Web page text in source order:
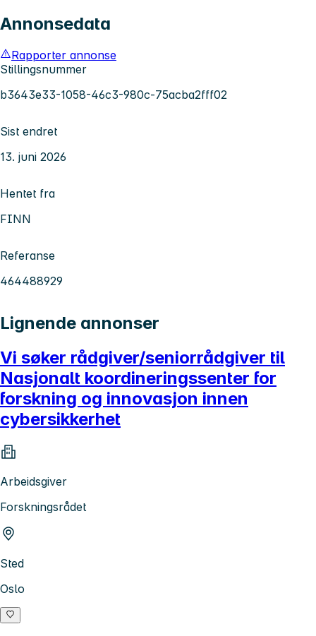
Annonsedata
Rapporter annonse
Stillingsnummer
b3643e33-1058-46c3-980c-75acba2fff02
Sist endret
13. juni 2026
Hentet fra
FINN
Referanse
464488929
Lignende annonser
Vi søker rådgiver/seniorrådgiver til
Nasjonalt koordineringssenter for
forskning og innovasjon innen
cybersikkerhet
Arbeidsgiver
Forskningsrådet
Sted
Oslo